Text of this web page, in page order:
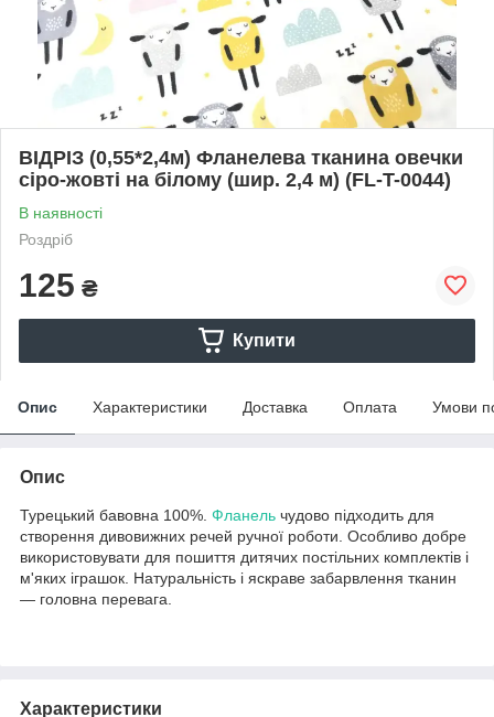
ВІДРІЗ (0,55*2,4м) Фланелева тканина овечки
сіро-жовті на білому (шир. 2,4 м) (FL-T-0044)
В наявності
Роздріб
125 ₴
Купити
Опис Характеристики Доставка Оплата Умови
Опис
Турецький бавовна 100%. Фланель чудово підходить для
створення дивовижних речей ручної роботи. Особливо добре
використовувати для пошиття дитячих постільних комплектів і
м'яких іграшок. Натуральність і яскраве забарвлення тканин
— головна перевага.
Характеристики